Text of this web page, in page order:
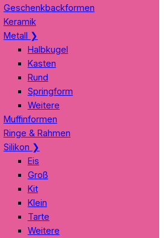
Geschenkbackformen
Keramik
Metall ❯
Halbkugel
Kasten
Rund
Springform
Weitere
Muffinformen
Ringe & Rahmen
Silikon ❯
Eis
Groß
Kit
Klein
Tarte
Weitere